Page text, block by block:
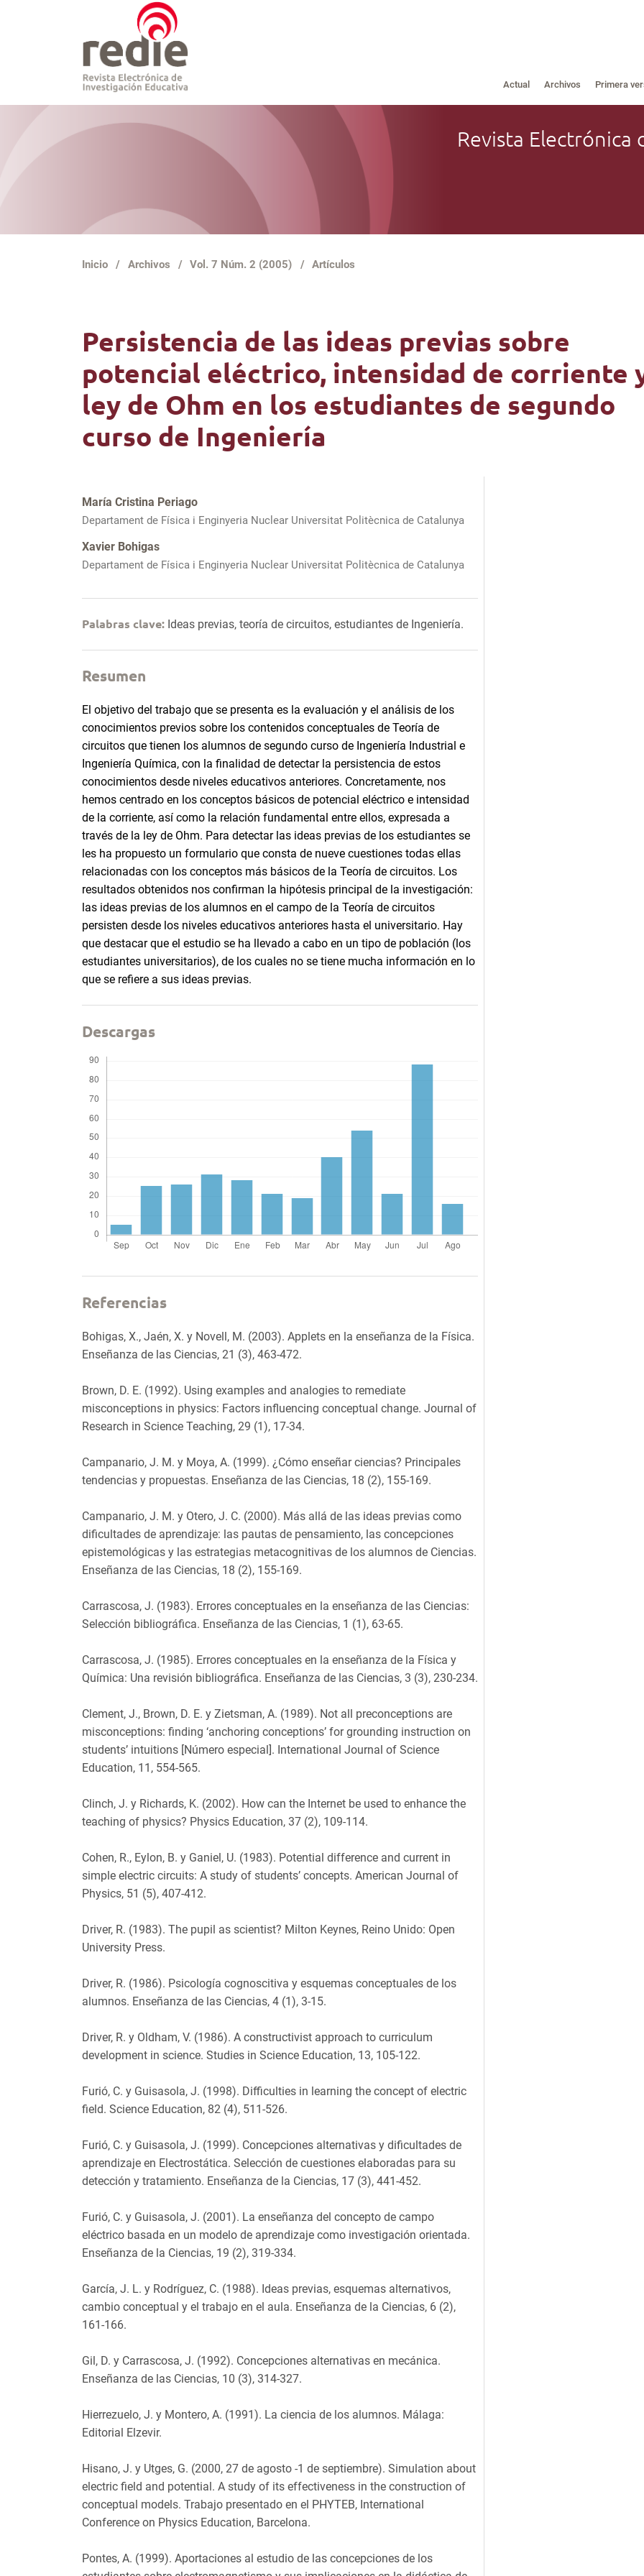
Actual Archivos Primera
Revista Electrónica
Inicio / Archivos / Vol. 7 Núm. 2 (2005) / Artículos
Persistencia de las ideas previas sobre
potencial eléctrico, intensidad de corriente
ley de Ohm en los estudiantes de segundo
curso de Ingeniería
María Cristina Periago
Departament de Física i Enginyeria Nuclear Universitat Politècnica de Catalunya
Xavier Bohigas
Departament de Física i Enginyeria Nuclear Universitat Politècnica de Catalunya
Palabras clave: Ideas previas, teoría de circuitos, estudiantes de Ingeniería.
Resumen
El objetivo del trabajo que se presenta es la evaluación y el análisis de los
conocimientos previos sobre los contenidos conceptuales de Teoría de
circuitos que tienen los alumnos de segundo curso de Ingeniería Industrial e
Ingeniería Química, con la finalidad de detectar la persistencia de estos
conocimientos desde niveles educativos anteriores. Concretamente, nos
hemos centrado en los conceptos básicos de potencial eléctrico e intensidad
de la corriente, así como la relación fundamental entre ellos, expresada a
través de la ley de Ohm. Para detectar las ideas previas de los estudiantes se
les ha propuesto un formulario que consta de nueve cuestiones todas ellas
relacionadas con los conceptos más básicos de la Teoría de circuitos. Los
resultados obtenidos nos confirman la hipótesis principal de la investigación:
las ideas previas de los alumnos en el campo de la Teoría de circuitos
persisten desde los niveles educativos anteriores hasta el universitario. Hay
que destacar que el estudio se ha llevado a cabo en un tipo de población (los
estudiantes universitarios), de los cuales no se tiene mucha información en lo
que se refiere a sus ideas previas.
Descargas
Referencias
Bohigas, X., Jaén, X. y Novell, M. (2003). Applets en la enseñanza de la Física.
Enseñanza de las Ciencias, 21 (3), 463-472.
Brown, D. E. (1992). Using examples and analogies to remediate
misconceptions in physics: Factors influencing conceptual change. Journal of
Research in Science Teaching, 29 (1), 17-34.
Campanario, J. M. y Moya, A. (1999). ¿Cómo enseñar ciencias? Principales
tendencias y propuestas. Enseñanza de las Ciencias, 18 (2), 155-169.
Campanario, J. M. y Otero, J. C. (2000). Más allá de las ideas previas como
dificultades de aprendizaje: las pautas de pensamiento, las concepciones
epistemológicas y las estrategias metacognitivas de los alumnos de Ciencias.
Enseñanza de las Ciencias, 18 (2), 155-169.
Carrascosa, J. (1983). Errores conceptuales en la enseñanza de las Ciencias:
Selección bibliográfica. Enseñanza de las Ciencias, 1 (1), 63-65.
Carrascosa, J. (1985). Errores conceptuales en la enseñanza de la Física y
Química: Una revisión bibliográfica. Enseñanza de las Ciencias, 3 (3), 230-234.
Clement, J., Brown, D. E. y Zietsman, A. (1989). Not all preconceptions are
misconceptions: finding ‘anchoring conceptions’ for grounding instruction on
students’ intuitions [Número especial]. International Journal of Science
Education, 11, 554-565.
Clinch, J. y Richards, K. (2002). How can the Internet be used to enhance the
teaching of physics? Physics Education, 37 (2), 109-114.
Cohen, R., Eylon, B. y Ganiel, U. (1983). Potential difference and current in
simple electric circuits: A study of students’ concepts. American Journal of
Physics, 51 (5), 407-412.
Driver, R. (1983). The pupil as scientist? Milton Keynes, Reino Unido: Open
University Press.
Driver, R. (1986). Psicología cognoscitiva y esquemas conceptuales de los
alumnos. Enseñanza de las Ciencias, 4 (1), 3-15.
Driver, R. y Oldham, V. (1986). A constructivist approach to curriculum
development in science. Studies in Science Education, 13, 105-122.
Furió, C. y Guisasola, J. (1998). Difficulties in learning the concept of electric
field. Science Education, 82 (4), 511-526.
Furió, C. y Guisasola, J. (1999). Concepciones alternativas y dificultades de
aprendizaje en Electrostática. Selección de cuestiones elaboradas para su
detección y tratamiento. Enseñanza de la Ciencias, 17 (3), 441-452.
Furió, C. y Guisasola, J. (2001). La enseñanza del concepto de campo
eléctrico basada en un modelo de aprendizaje como investigación orientada.
Enseñanza de la Ciencias, 19 (2), 319-334.
García, J. L. y Rodríguez, C. (1988). Ideas previas, esquemas alternativos,
cambio conceptual y el trabajo en el aula. Enseñanza de la Ciencias, 6 (2),
161-166.
Gil, D. y Carrascosa, J. (1992). Concepciones alternativas en mecánica.
Enseñanza de las Ciencias, 10 (3), 314-327.
Hierrezuelo, J. y Montero, A. (1991). La ciencia de los alumnos. Málaga:
Editorial Elzevir.
Hisano, J. y Utges, G. (2000, 27 de agosto -1 de septiembre). Simulation about
electric field and potential. A study of its effectiveness in the construction of
conceptual models. Trabajo presentado en el PHYTEB, International
Conference on Physics Education, Barcelona.
Pontes, A. (1999). Aportaciones al estudio de las concepciones de los